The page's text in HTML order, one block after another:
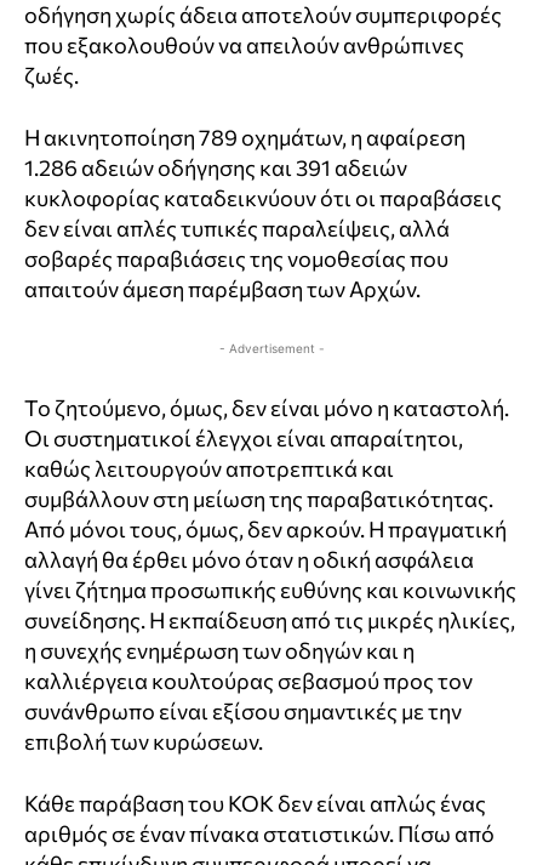
οδήγηση χωρίς άδεια αποτελούν συμπεριφορές
που εξακολουθούν να απειλούν ανθρώπινες
ζωές.
Η ακινητοποίηση 789 οχημάτων, η αφαίρεση
1.286 αδειών οδήγησης και 391 αδειών
κυκλοφορίας καταδεικνύουν ότι οι παραβάσεις
δεν είναι απλές τυπικές παραλείψεις, αλλά
σοβαρές παραβιάσεις της νομοθεσίας που
απαιτούν άμεση παρέμβαση των Αρχών.
- Advertisement -
Το ζητούμενο, όμως, δεν είναι μόνο η καταστολή.
Οι συστηματικοί έλεγχοι είναι απαραίτητοι,
καθώς λειτουργούν αποτρεπτικά και
συμβάλλουν στη μείωση της παραβατικότητας.
Από μόνοι τους, όμως, δεν αρκούν. Η πραγματική
αλλαγή θα έρθει μόνο όταν η οδική ασφάλεια
γίνει ζήτημα προσωπικής ευθύνης και κοινωνικής
συνείδησης. Η εκπαίδευση από τις μικρές ηλικίες,
η συνεχής ενημέρωση των οδηγών και η
καλλιέργεια κουλτούρας σεβασμού προς τον
συνάνθρωπο είναι εξίσου σημαντικές με την
επιβολή των κυρώσεων.
Κάθε παράβαση του ΚΟΚ δεν είναι απλώς ένας
αριθμός σε έναν πίνακα στατιστικών. Πίσω από